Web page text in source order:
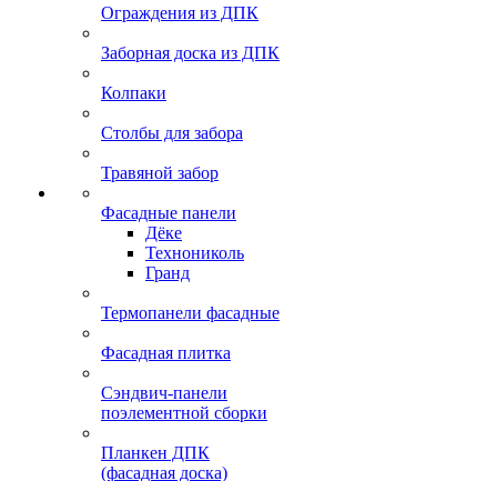
Ограждения из ДПК
Заборная доска из ДПК
Колпаки
Столбы для забора
Травяной забор
Фасадные панели
Дёке
Технониколь
Гранд
Термопанели фасадные
Фасадная плитка
Сэндвич-панели
поэлементной сборки
Планкен ДПК
(фасадная доска)